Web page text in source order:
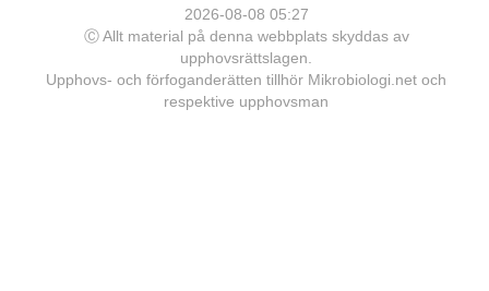
2026-08-08 05:27
Ⓒ Allt material på denna webbplats skyddas av
upphovsrättslagen.
Upphovs- och förfoganderätten tillhör Mikrobiologi.net och
respektive upphovsman